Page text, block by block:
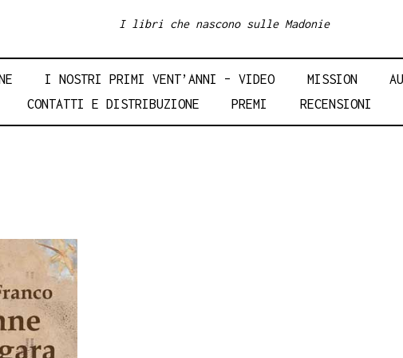
I libri che nascono sulle Madonie
I NOSTRI PRIMI VENT’ANNI – VIDEO MISSION
CONTATTI E DISTRIBUZIONE
PREMI RECENSIONI